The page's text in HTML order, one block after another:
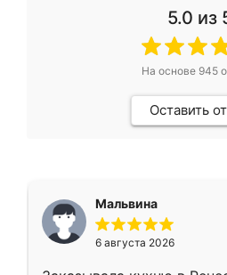
5.0 из
На основе 945
Оставить
Мальвина
6 августа 2026